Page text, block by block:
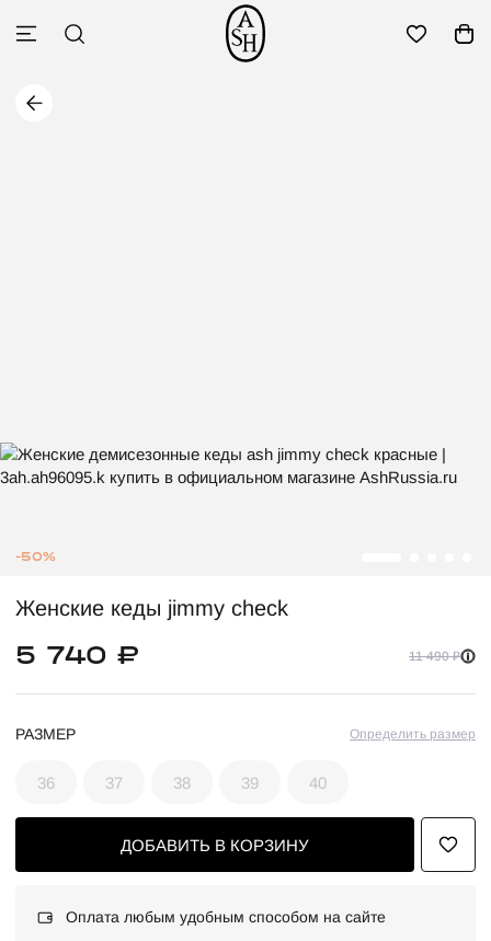
-50%
Женские кеды jimmy check
5 740 ₽ 11 490 ₽
РАЗМЕР Определить размер
36 37 38 39 40
ДОБАВИТЬ В КОРЗИНУ
Оплата любым удобным способом на сайте